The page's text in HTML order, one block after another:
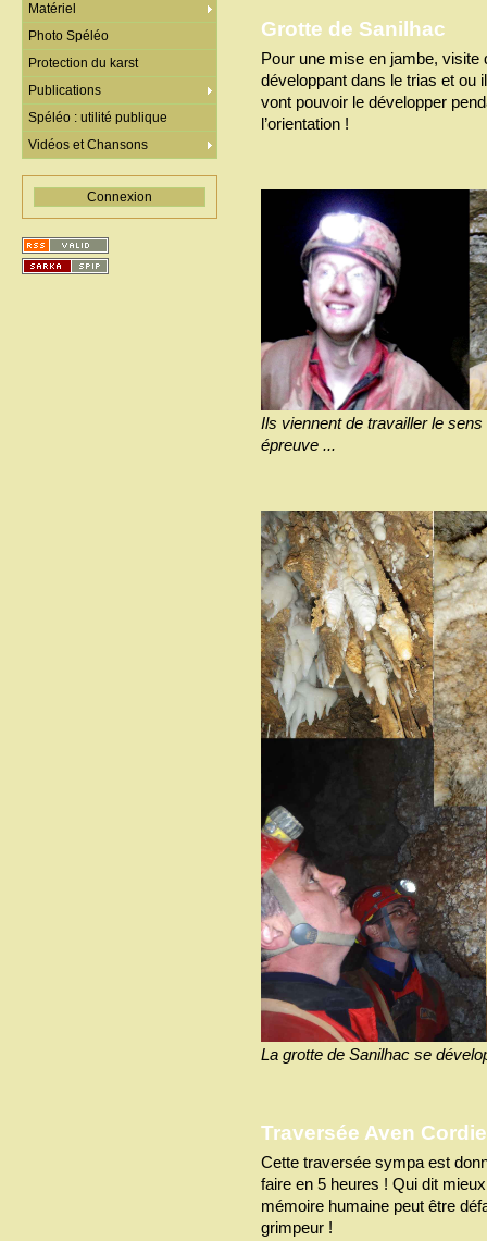
Grotte de Sanilhac
Pour une mise en jambe, visite
développant dans le trias et ou
vont pouvoir le développer
l’orientation !
Ils viennent de travailler le sens
épreuve ...
La grotte de Sanilhac se
Traversée Aven
Cette traversée sympa est
faire en 5 heures ! Qui dit
mémoire humaine peut être
grimpeur !
Matériel
Photo Spéléo
Protection du karst
Publications
Spéléo : utilité publique
Vidéos et Chansons
Connexion